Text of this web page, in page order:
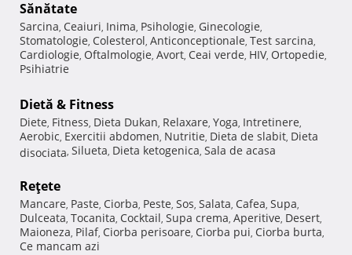
Sănătate
Sarcina, Ceaiuri, Inima, Psihologie, Ginecologie,
Stomatologie, Colesterol, Anticonceptionale, Test sarcina,
Cardiologie, Oftalmologie, Avort, Ceai verde, HIV, Ortopedie,
Psihiatrie
Dietă & Fitness
Diete, Fitness, Dieta Dukan, Relaxare, Yoga, Intretinere,
Aerobic, Exercitii abdomen, Nutritie, Dieta de slabit, Dieta
disociata, Silueta, Dieta ketogenica, Sala de acasa
Reţete
Mancare, Paste, Ciorba, Peste, Sos, Salata, Cafea, Supa,
Dulceata, Tocanita, Cocktail, Supa crema, Aperitive, Desert,
Maioneza, Pilaf, Ciorba perisoare, Ciorba pui, Ciorba burta,
Ce mancam azi